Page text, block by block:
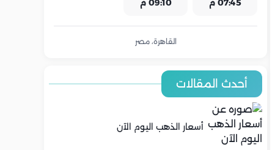
07:45 م 09:10 م
القاهرة، مصر
أحدث المقالات
أسعار الذهب اليوم الآن